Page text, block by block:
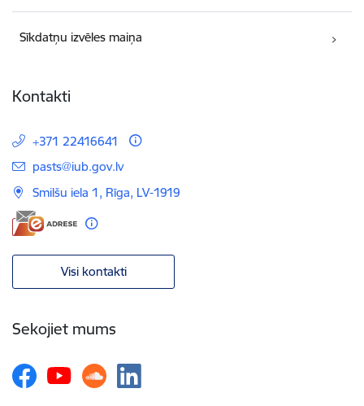
Sīkdatņu izvēles maiņa
Kontakti
+371 22416641
E-pasts:
pasts@iub.gov.lv
Smilšu iela 1, Rīga, LV-1919
Visi kontakti
Sekojiet mums